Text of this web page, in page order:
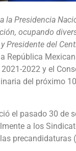
la Presidencia
ón, ocupando
Presidente del
2022 y el
del próximo
el pasado 30 de
a los